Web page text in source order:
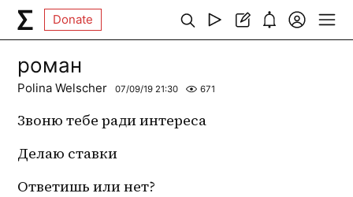
Donate
роман
Polina Welscher 07/09/19 21:30 671
Звоню тебе ради интереса
Делаю ставки
Ответишь или нет?